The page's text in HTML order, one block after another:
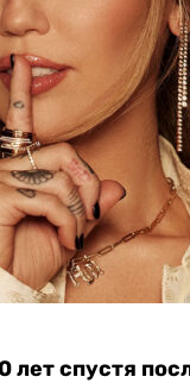
лет спустя